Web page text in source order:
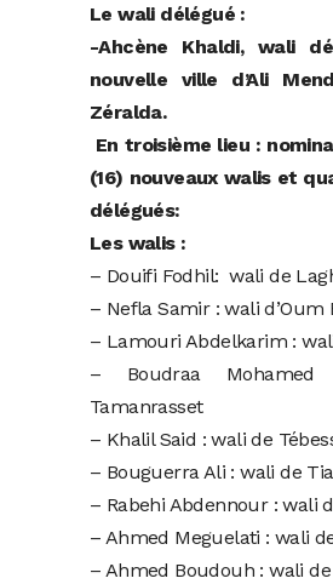
Le wali délégué :
-Ahcène Khaldi, wali
nouvelle ville d’Ali
Zéralda.
En troisième lieu :
(16) nouveaux walis et
délégués:
Les walis :
– Douifi Fodhil: wali de
– Nefla Samir : wali d’Oum
– Lamouri Abdelkarim :
– Boudraa
Tamanrasset
– Khalil Said : wali de
– Bouguerra Ali : wali de
– Rabehi Abdennour : wali
– Ahmed Meguelati : wali
– Ahmed Boudouh : wali de